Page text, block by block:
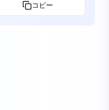
コピー